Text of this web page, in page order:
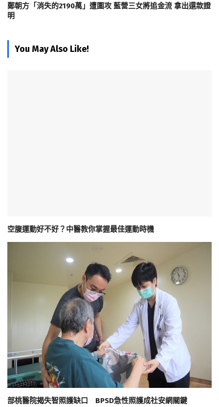
鄭朝方「消失的2190萬」遭圍攻 藍營三女將追金流 拿出還款證
明
You May Also Like!
空腹運動好不好？中醫教你掌握最佳運動時機
部桃醫院揭失智照護缺口 BPSD急性照護成社安網關鍵